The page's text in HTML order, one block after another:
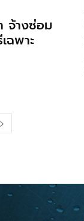
จ้างซ่อม
ฉพาะ